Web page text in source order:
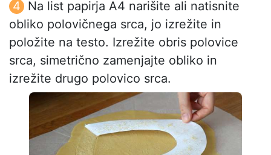
Na list papirja A4 narišite ali natisnite
obliko polovičnega srca, jo izrežite in
položite na testo. Izrežite obris polovice
srca, simetrično zamenjajte obliko in
izrežite drugo polovico srca.